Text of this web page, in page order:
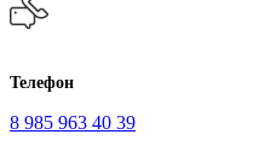
Телефон
8 985 963 40 39